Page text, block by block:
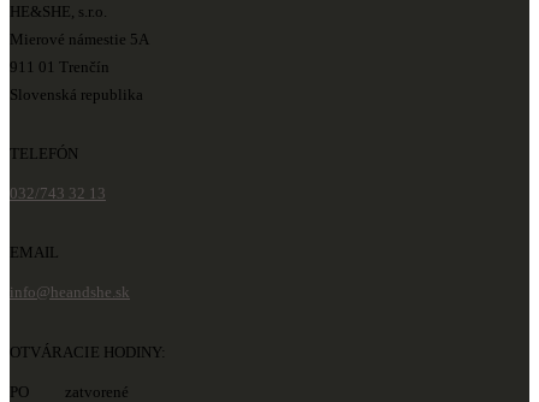
HE&SHE, s.r.o.
Mierové námestie 5A
911 01 Trenčín
Slovenská republika
TELEFÓN
032/743 32 13
EMAIL
info@heandshe.sk
OTVÁRACIE HODINY:
PO zatvorené